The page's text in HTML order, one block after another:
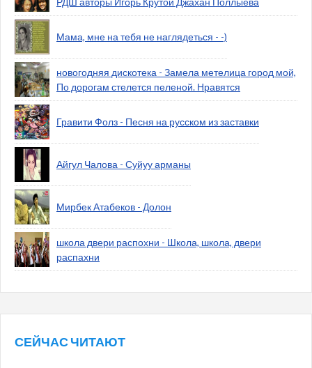
Мама, мне на тебя не наглядеться - -)
новогодняя дискотека - Замела метелица город мой,
По дорогам стелется пеленой. Нравятся
Гравити Фолз - Песня на русском из заставки
Айгул Чалова - Суйуу арманы
Мирбек Атабеков - Долон
школа двери распохни - Школа, школа, двери
распахни
СЕЙЧАС ЧИТАЮТ